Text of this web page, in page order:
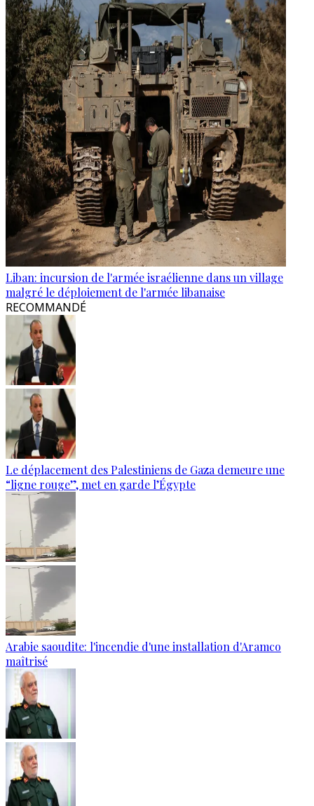
Liban: incursion de l'armée israélienne dans un village
malgré le déploiement de l'armée libanaise
RECOMMANDÉ
Le déplacement des Palestiniens de Gaza demeure une
“ligne rouge”, met en garde l’Égypte
Arabie saoudite: l'incendie d'une installation d'Aramco
maîtrisé